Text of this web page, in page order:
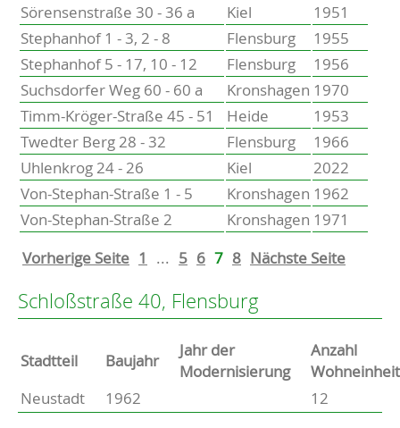
Sörensenstraße 30 - 36 a
Kiel
1951
Stephanhof 1 - 3, 2 - 8
Flensburg
1955
Stephanhof 5 - 17, 10 - 12
Flensburg
1956
Suchsdorfer Weg 60 - 60 a
Kronshagen 1970
Timm-Kröger-Straße 45 - 51
Heide
1953
Twedter Berg 28 - 32
Flensburg
1966
Uhlenkrog 24 - 26
Kiel
2022
Von-Stephan-Straße 1 - 5
Kronshagen 1962
Von-Stephan-Straße 2
Kronshagen 1971
Vorherige Seite 1 ... 5 6 7 8 Nächste Seite
Schloßstraße 40, Flensburg
Stammdaten
Basisdaten zur Immobilie
Stadtteil Baujahr
Jahr der
Modernisierung
Anzahl
Neustadt
1962 12